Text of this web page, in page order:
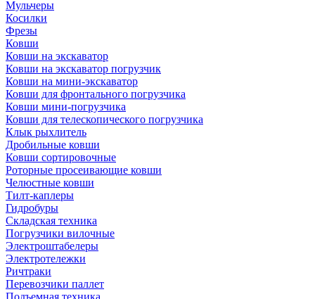
Мульчеры
Косилки
Фрезы
Ковши
Ковши на экскаватор
Ковши на экскаватор погрузчик
Ковши на мини-экскаватор
Ковши для фронтального погрузчика
Ковши мини-погрузчика
Ковши для телескопического погрузчика
Клык рыхлитель
Дробильные ковши
Ковши сортировочные
Роторные просеивающие ковши
Челюстные ковши
Тилт-каплеры
Гидробуры
Складская техника
Погрузчики вилочные
Электроштабелеры
Электротележки
Ричтраки
Перевозчики паллет
Подъемная техника